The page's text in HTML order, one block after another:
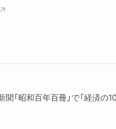
聞「昭和百年百冊」で「経済の